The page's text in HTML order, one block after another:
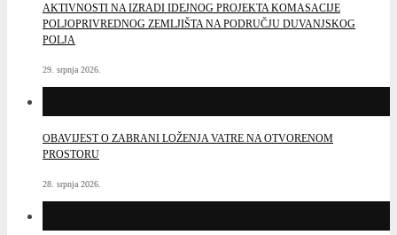
AKTIVNOSTI NA IZRADI IDEJNOG PROJEKTA KOMASACIJE
POLJOPRIVREDNOG ZEMLJIŠTA NA PODRUČJU DUVANJSKOG
POLJA
29. srpnja 2026.
OBAVIJEST O ZABRANI LOŽENJA VATRE NA OTVORENOM
PROSTORU
28. srpnja 2026.